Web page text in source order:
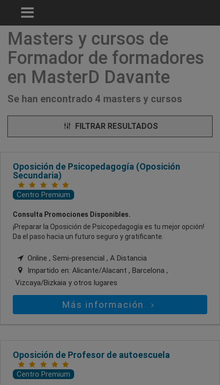
Masters y cursos de
Formador de formadores
en MasterD Davante
Se han encontrado 4 masters y cursos
FILTRAR RESULTADOS
Oposición de Psicopedagogía (Oposición
Secundaria)
Centro Premium
Consulta Promociones Disponibles.
¡Preparar la Oposición de Psicopedagogía es tu mejor opción!
Da el paso hacia un futuro seguro y gratificante.
Online , Semi-presencial , A Distancia
Impartido en: Alicante/Alacant , Barcelona ,
Vizcaya/Bizkaia y otros lugares
Más información
Oposición de Profesor de autoescuela
Centro Premium